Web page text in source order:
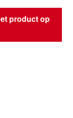
product op